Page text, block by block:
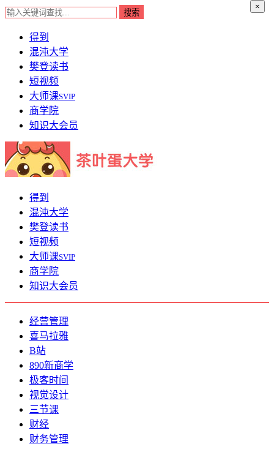
×
得到
混沌大学
樊登读书
短视频
大师课SVIP
商学院
知识大会员
得到
混沌大学
樊登读书
短视频
大师课SVIP
商学院
知识大会员
经营管理
喜马拉雅
B站
890新商学
极客时间
视觉设计
三节课
财经
财务管理